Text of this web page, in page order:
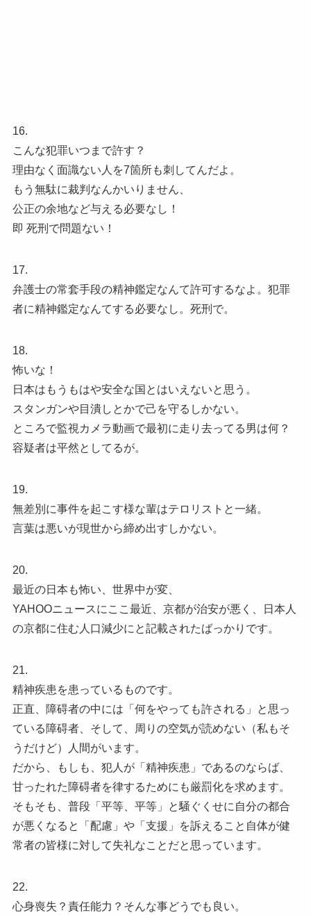
16.
こんな犯罪いつまで許す？
理由なく面識ない人を7箇所も刺してんだよ。
もう無駄に裁判なんかいりません、
公正の余地など与える必要なし！
即 死刑で問題ない！
17.
弁護士の常套手段の精神鑑定なんて許可するなよ。犯罪
者に精神鑑定なんてする必要なし。死刑で。
18.
怖いな！
日本はもうもはや安全な国とはいえないと思う。
スタンガンや目潰しとかで己を守るしかない。
ところで監視カメラ動画で最初に走り去ってる男は何？
容疑者は平然としてるが。
19.
無差別に事件を起こす様な輩はテロリストと一緒。
言葉は悪いが現世から締め出すしかない。
20.
最近の日本も怖い、世界中が変、
YAHOOニュースにここ最近、京都が治安が悪く、日本人
の京都に住む人口減少にと記載されたばっかりです。
21.
精神疾患を患っているものです。
正直、障碍者の中には「何をやっても許される」と思っ
ている障碍者、そして、周りの空気が読めない（私もそ
うだけど）人間がいます。
だから、もしも、犯人が「精神疾患」であるのならば、
甘ったれた障碍者を律するためにも厳罰化を求めます。
そもそも、普段「平等、平等」と騒ぐくせに自分の都合
が悪くなると「配慮」や「支援」を訴えること自体が健
常者の皆様に対して失礼なことだと思っています。
22.
心身喪失？責任能力？そんな事どうでも良い。